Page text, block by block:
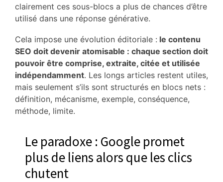
clairement ces sous-blocs a plus de chances d’être
utilisé dans une réponse générative.
Cela impose une évolution éditoriale : le contenu
SEO doit devenir atomisable : chaque section doit
pouvoir être comprise, extraite, citée et utilisée
indépendamment. Les longs articles restent utiles,
mais seulement s’ils sont structurés en blocs nets :
définition, mécanisme, exemple, conséquence,
méthode, limite.
Le paradoxe : Google promet
plus de liens alors que les clics
chutent